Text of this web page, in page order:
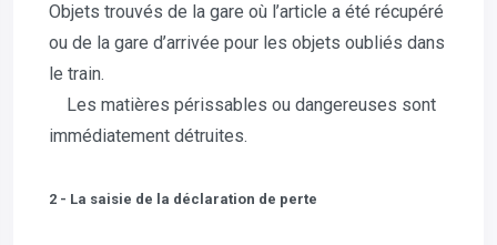
Objets trouvés de la gare où l’article a été récupéré
ou de la gare d’arrivée pour les objets oubliés dans
le train.
Les matières périssables ou dangereuses sont
immédiatement détruites.
2 - La saisie de la déclaration de perte